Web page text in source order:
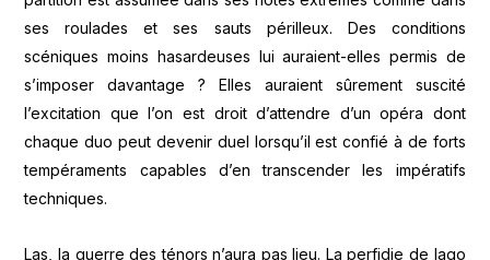
ses roulades et ses sauts périlleux. Des conditions
scéniques moins hasardeuses lui auraient-elles permis de
s’imposer davantage ? Elles auraient sûrement suscité
l’excitation que l’on est droit d’attendre d’un opéra dont
chaque duo peut devenir duel lorsqu’il est confié à de forts
tempéraments capables d’en transcender les impératifs
techniques.
Las, la guerre des ténors n’aura pas lieu. La perfidie de Iago